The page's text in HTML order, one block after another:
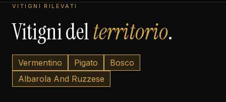
VITIGNI RILEVATI
Vitigni delterritorio.
Vermentino Pigato
Bosco
Albarola And Ruzzese